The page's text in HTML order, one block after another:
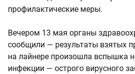
профилактические меры.
Вечером 13 мая органы
сообщили — результаты взятых
на лайнере произошла вспышка
инфекции — острого вирусного